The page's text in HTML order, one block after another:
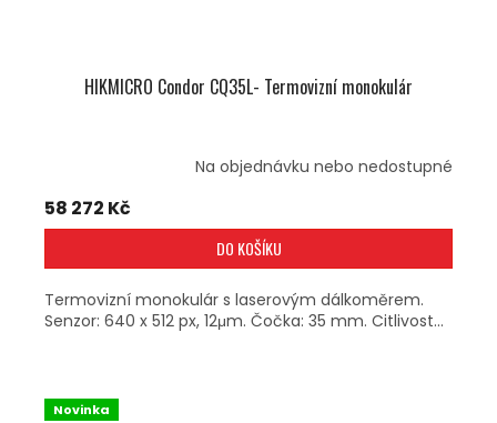
HIKMICRO Condor CQ35L- Termovizní monokulár
Na objednávku nebo nedostupné
58 272 Kč
DO KOŠÍKU
Termovizní monokulár s laserovým dálkoměrem.
Senzor: 640 x 512 px, 12μm. Čočka: 35 mm. Citlivost...
Novinka